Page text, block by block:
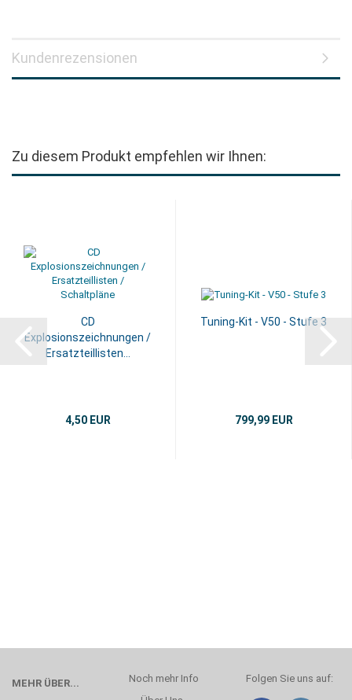
Kundenrezensionen
Zu diesem Produkt empfehlen wir Ihnen:
CD
Explosionszeichnungen /
Ersatzteillisten...
4,50 EUR
Tuning-Kit - V50 - Stufe 3
799,99 EUR
MEHR ÜBER...
Noch mehr Info
Folgen Sie uns auf: